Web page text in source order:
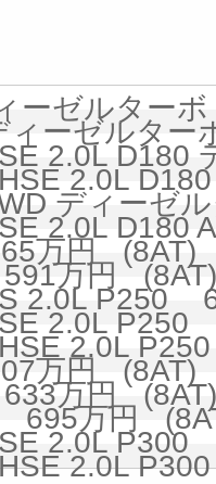
ーゼルター
ィーゼルタ
2.0L
2.0L
ディー
2.0L
万円 (8AT)
万円 (8AT)
S 2.0L P250
2.0L
2.0L
万円 (8AT)
万円 (8AT)
695万円
2.0L
2.0L